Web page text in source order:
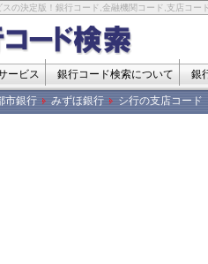
の決定版！銀行コード,金融機関コード,支店コー
ービス 銀行コード検索について 銀
市銀行 みずほ銀行 シ行の支店コード